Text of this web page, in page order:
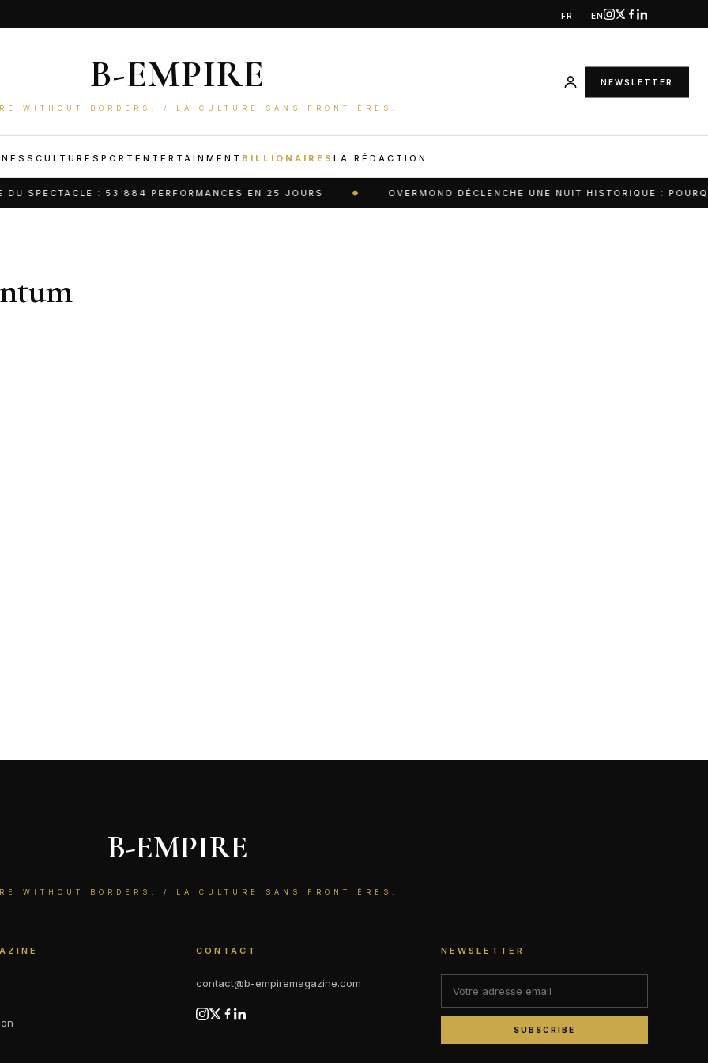
FR EN
B-EMPIRE
WITHOUT BORDERS. / LA CULTURE SANS FRONTIÈRES.
NEWSLETTER
CULTURE SPORT ENTERTAINMENT BILLIONAIRES LA RÉDACTION
: 53 884 PERFORMANCES EN 25 JOURS OVERMONO DÉCLENCHE UNE NUIT HISTORIQUE :
B-EMPIRE
WITHOUT BORDERS. / LA CULTURE SANS FRONTIÈRES.
CONTACT
contact@b-empiremagazine.com
NEWSLETTER
SUBSCRIBE